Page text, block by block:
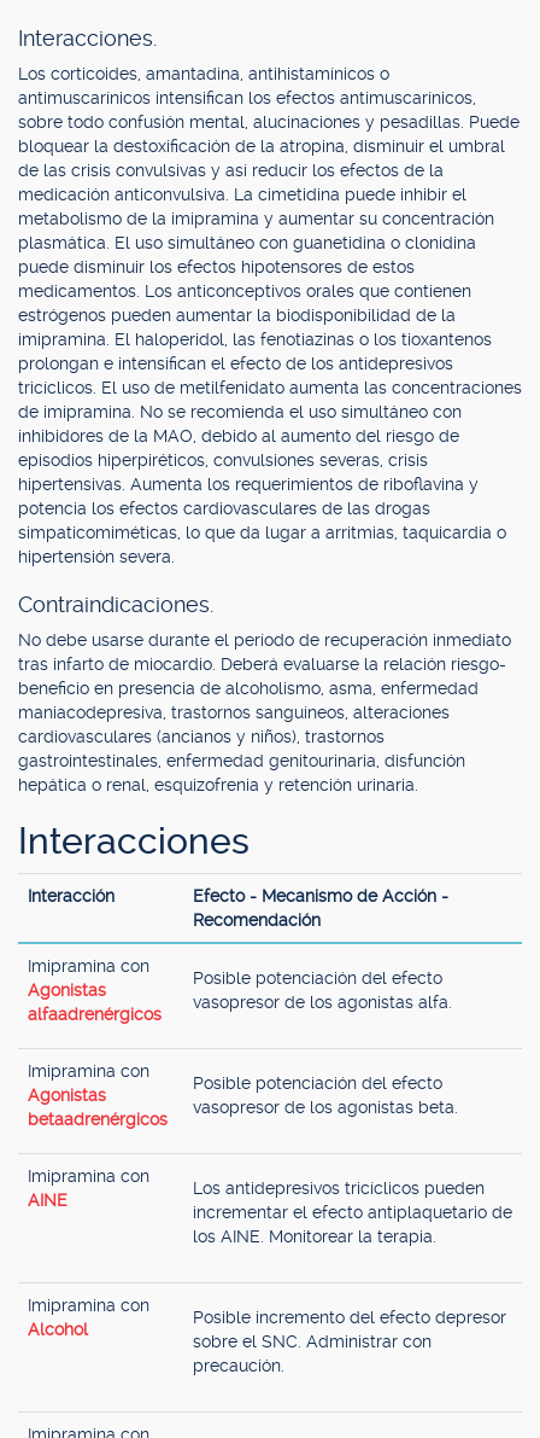
Interacciones.
Los corticoides, amantadina, antihistamínicos o
antimuscarínicos intensifican los efectos antimuscarínicos,
sobre todo confusión mental, alucinaciones y pesadillas. Puede
bloquear la destoxificación de la atropina, disminuir el umbral
de las crisis convulsivas y así reducir los efectos de la
medicación anticonvulsiva. La cimetidina puede inhibir el
metabolismo de la imipramina y aumentar su concentración
plasmática. El uso simultáneo con guanetidina o clonidina
puede disminuir los efectos hipotensores de estos
medicamentos. Los anticonceptivos orales que contienen
estrógenos pueden aumentar la biodisponibilidad de la
imipramina. El haloperidol, las fenotiazinas o los tioxantenos
prolongan e intensifican el efecto de los antidepresivos
tricíclicos. El uso de metilfenidato aumenta las concentraciones
de imipramina. No se recomienda el uso simultáneo con
inhibidores de la MAO, debido al aumento del riesgo de
episodios hiperpiréticos, convulsiones severas, crisis
hipertensivas. Aumenta los requerimientos de riboflavina y
potencia los efectos cardiovasculares de las drogas
simpaticomiméticas, lo que da lugar a arritmias, taquicardia o
hipertensión severa.
Contraindicaciones.
No debe usarse durante el período de recuperación inmediato
tras infarto de miocardio. Deberá evaluarse la relación riesgo-
beneficio en presencia de alcoholismo, asma, enfermedad
maniacodepresiva, trastornos sanguíneos, alteraciones
cardiovasculares (ancianos y niños), trastornos
gastrointestinales, enfermedad genitourinaria, disfunción
hepática o renal, esquizofrenia y retención urinaria.
Interacciones
Interacción
Efecto - Mecanismo de Acción -
Recomendación
Imipramina con
Agonistas
alfaadrenérgicos
Posible potenciación del efecto
vasopresor de los agonistas alfa.
Imipramina con
Agonistas
betaadrenérgicos
Posible potenciación del efecto
vasopresor de los agonistas beta.
Imipramina con
AINE
Los antidepresivos tricíclicos pueden
incrementar el efecto antiplaquetario de
los AINE. Monitorear la terapia.
Imipramina con
Alcohol
Posible incremento del efecto depresor
sobre el SNC. Administrar con
precaución.